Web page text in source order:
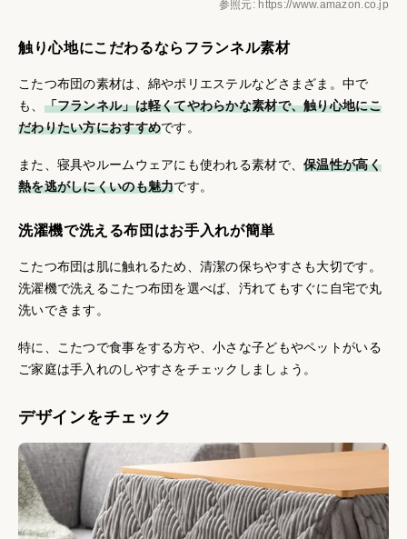
参照元: https://www.amazon.co.jp
触り心地にこだわるならフランネル素材
こたつ布団の素材は、綿やポリエステルなどさまざま。中で
も、 「フランネル」は軽くてやわらかな素材で、触り心地にこ
だわりたい方におすすめです。
また、寝具やルームウェアにも使われる素材で、保温性が高く
熱を逃がしにくいのも魅力です。
洗濯機で洗える布団はお手入れが簡単
こたつ布団は肌に触れるため、清潔の保ちやすさも大切です。
洗濯機で洗えるこたつ布団を選べば、汚れてもすぐに自宅で丸
洗いできます。
特に、こたつで食事をする方や、小さな子どもやペットがいる
ご家庭は手入れのしやすさをチェックしましょう。
デザインをチェック